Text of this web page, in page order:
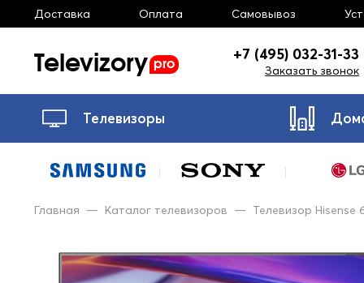
Доставка Оплата Самовывоз
Televizory pro +7 (495) 032-31-33
Заказать звонок
Телевизоры
Главная — Каталог телевизоров — Телевизор Hisense